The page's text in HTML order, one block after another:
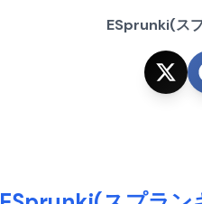
ESprunki(ス